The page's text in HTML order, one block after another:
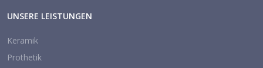
UNSERE LEISTUNGEN
Keramik
Prothetik